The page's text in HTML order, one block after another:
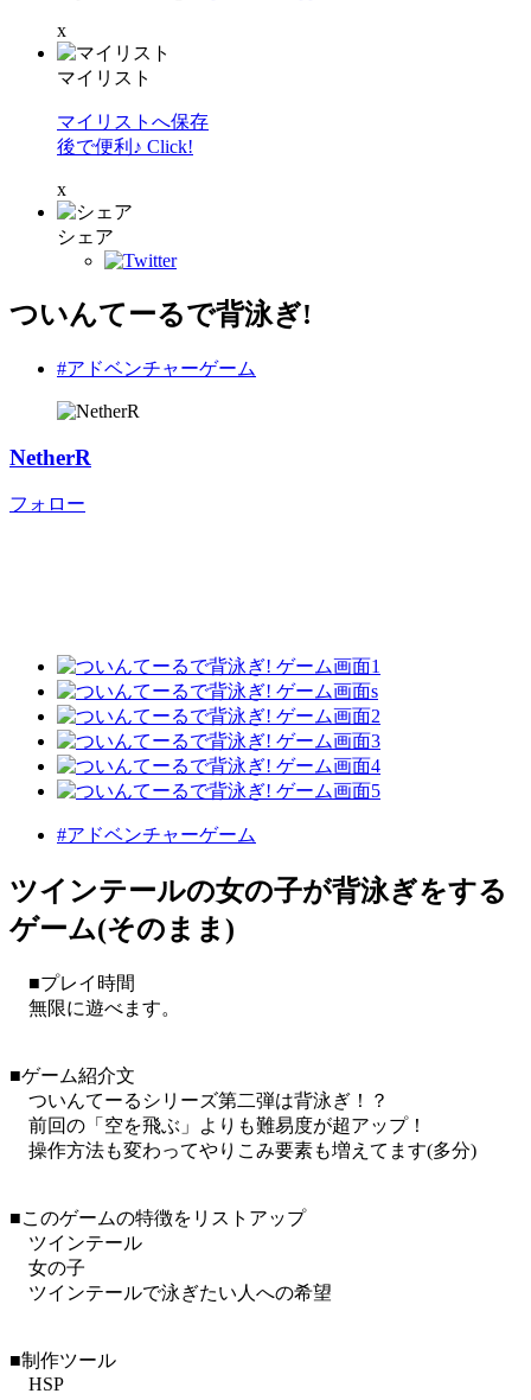
x
マイリスト
マイリストへ保存
後で便利♪ Click!
x
シェア
ついんてーるで背泳ぎ!
#アドベンチャーゲーム
NetherR
フォロー
#アドベンチャーゲーム
ツインテールの女の子が背泳ぎをする
ゲーム(そのまま)
■プレイ時間
無限に遊べます。
■ゲーム紹介文
ついんてーるシリーズ第二弾は背泳ぎ！？
前回の「空を飛ぶ」よりも難易度が超アップ！
操作方法も変わってやりこみ要素も増えてます(多分)
■このゲームの特徴をリストアップ
ツインテール
女の子
ツインテールで泳ぎたい人への希望
■制作ツール
HSP